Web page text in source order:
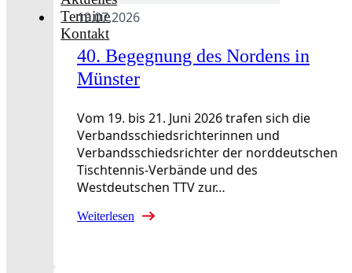
Termine
Kontakt
19.07.2026
40. Begegnung des Nordens in
Münster
Vom 19. bis 21. Juni 2026 trafen sich die
Verbandsschiedsrichterinnen und
Verbandsschiedsrichter der norddeutschen
Tischtennis-Verbände und des
Westdeutschen TTV zur…
Weiterlesen